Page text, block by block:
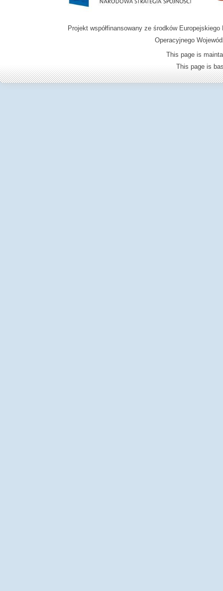
Projekt współfinansowany ze środków
Operacyjnego
This page is
This page is